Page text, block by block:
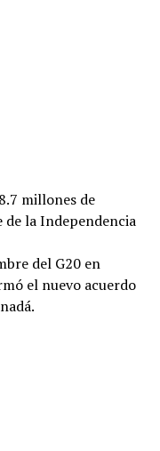
millones de
de la Independencia
del G20 en
el nuevo acuerdo